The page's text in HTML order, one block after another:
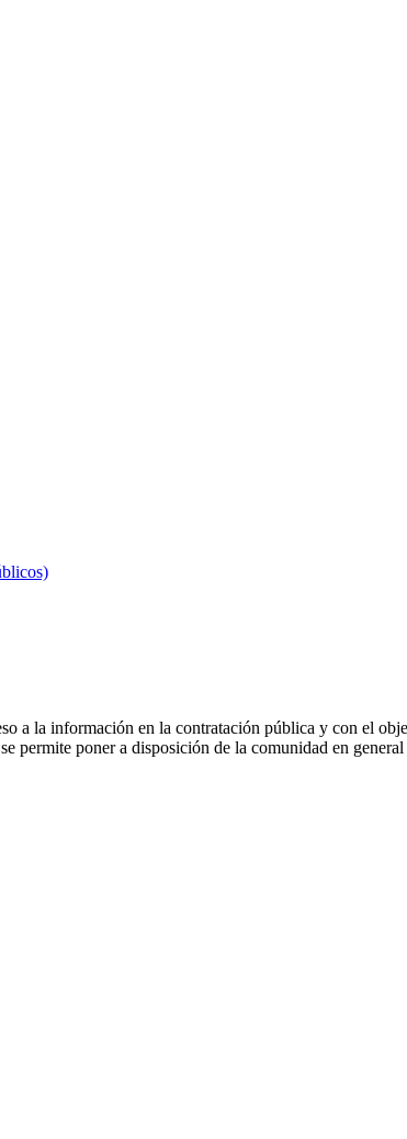
a la información en la contratación pública y con el
permite poner a disposición de la comunidad en